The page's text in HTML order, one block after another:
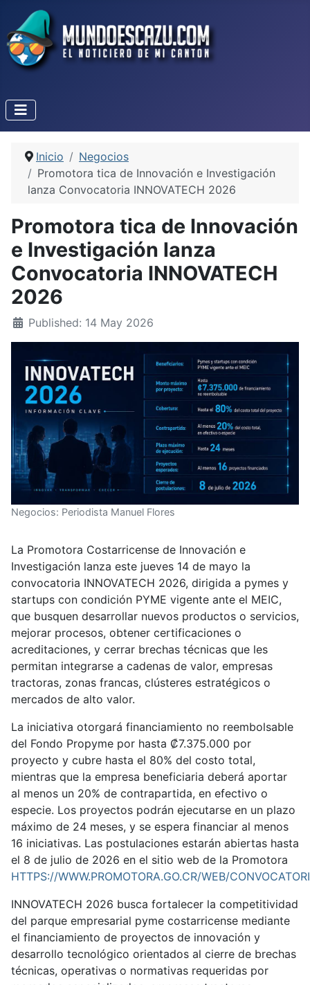
Inicio
Negocios
Promotora tica de Innovación e Investigación
lanza Convocatoria INNOVATECH 2026
Promotora tica de Innovación
e Investigación lanza
Convocatoria INNOVATECH
2026
Published: 14 May 2026
Negocios: Periodista Manuel Flores
La Promotora Costarricense de Innovación e
Investigación lanza este jueves 14 de mayo la
convocatoria INNOVATECH 2026, dirigida a pymes y
startups con condición PYME vigente ante el MEIC,
que busquen desarrollar nuevos productos o servicios,
mejorar procesos, obtener certificaciones o
acreditaciones, y cerrar brechas técnicas que les
permitan integrarse a cadenas de valor, empresas
tractoras, zonas francas, clústeres estratégicos o
mercados de alto valor.
La iniciativa otorgará financiamiento no reembolsable
del Fondo Propyme por hasta ₡7.375.000 por
proyecto y cubre hasta el 80% del costo total,
mientras que la empresa beneficiaria deberá aportar
al menos un 20% de contrapartida, en efectivo o
especie. Los proyectos podrán ejecutarse en un plazo
máximo de 24 meses, y se espera financiar al menos
16 iniciativas. Las postulaciones estarán abiertas hasta
el 8 de julio de 2026 en el sitio web de la Promotora
HTTPS://WWW.PROMOTORA.GO.CR/WEB/
INNOVATECH 2026 busca fortalecer la competitividad
del parque empresarial pyme costarricense mediante
el financiamiento de proyectos de innovación y
desarrollo tecnológico orientados al cierre de brechas
técnicas, operativas o normativas requeridas por